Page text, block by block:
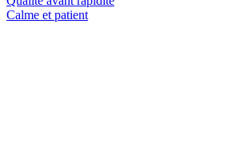
Calme et patient